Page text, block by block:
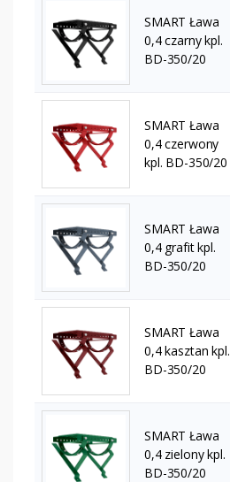
SMART Ława
0,4 czarny kpl.
BD-350/20
SMART Ława
0,4 czerwony
kpl. BD-350/20
SMART Ława
0,4 grafit kpl.
BD-350/20
SMART Ława
0,4 kasztan kpl.
BD-350/20
SMART Ława
0,4 zielony kpl.
BD-350/20